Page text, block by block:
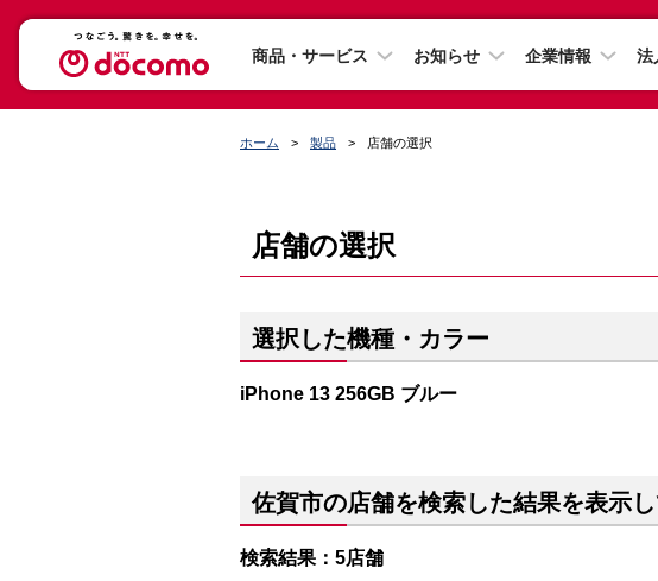
商品・サービス お知らせ 企業情報 法
ホーム 製品 店舗の選択
店舗の選択
選択した機種・カラー
iPhone 13 256GB ブルー
佐賀市の店舗を検索した結果を表示
検索結果：5店舗